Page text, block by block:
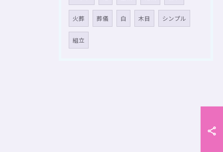
火葬 葬儀 白 木目 シンプル
組立